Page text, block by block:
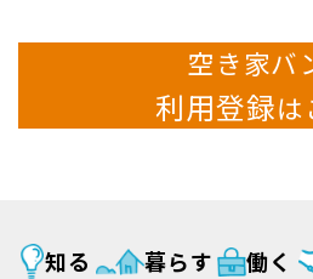
空き家バ
利用登録は
知る 暮らす 働く